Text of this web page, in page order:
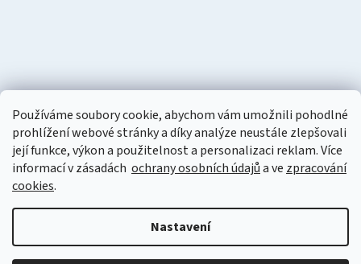
Používáme soubory cookie, abychom vám umožnili pohodlné
prohlížení webové stránky a díky analýze neustále zlepšovali
její funkce, výkon a použitelnost a personalizaci reklam. Více
informací v zásadách ochrany osobních údajůa ve zpracování
cookies.
Nastavení
Vytvořil Shoptet